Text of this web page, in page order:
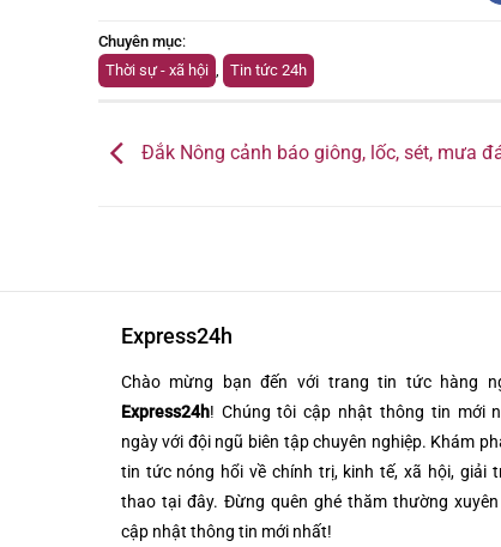
Chuyên mục:
Thời sự - xã hội
Tin tức 24h
Đắk Nông cảnh báo giông, lốc, sét, mưa
Express24h
Chào mừng bạn đến với trang tin tức hàng
Express24h! Chúng tôi cập nhật thông tin mới
ngày với đội ngũ biên tập chuyên nghiệp. Khám
tin tức nóng hổi về chính trị, kinh tế, xã hội, giải
thao tại đây. Đừng quên ghé thăm thường xuyên
cập nhật thông tin mới nhất!